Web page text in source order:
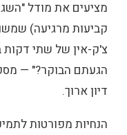
מציעים את מודל
קביעות מרגיעה)
צ'ק-אין של שתי דקות
הגעתם הבוקר?" —
דיון ארוך.
הנחיות מפורטות